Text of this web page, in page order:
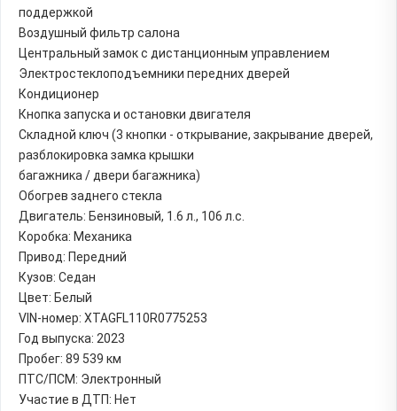
поддержкой
Воздушный фильтр салона
Центральный замок с дистанционным управлением
Электростеклоподъемники передних дверей
Кондиционер
Кнопка запуска и остановки двигателя
Складной ключ (3 кнопки - открывание, закрывание дверей,
разблокировка замка крышки
багажника / двери багажника)
Обогрев заднего стекла
Двигатель: Бензиновый, 1.6 л., 106 л.с.
Коробка: Механика
Привод: Передний
Кузов: Седан
Цвет: Белый
VIN-номер: XTAGFL110R0775253
Год выпуска: 2023
Пробег: 89 539 км
ПТС/ПСМ: Электронный
Участие в ДТП: Нет